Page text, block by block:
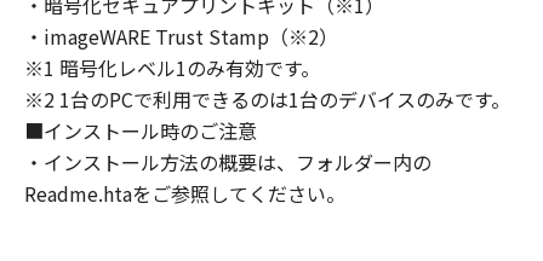
接に輸出してはなりません。
６．サポートおよびアップデート
キヤノン、キヤノンの子会社、関係会社、それ
らの販売代理店および販売店、並びにキヤノン
のライセンサーは、お客様による「本ソフトウ
ェア」の使用を支援すること、および「本ソフ
トウェア」に対してアップデート、バグの修正
・imageWARE Trust Stamp（※2）
※1 暗号化レベル1のみ有効です。
※2 1台のPCで利用できるのは1台のデバイスのみです。
■インストール時のご注意
・インストール方法の概要は、フォルダー内の
Readme.htaをご参照してください。